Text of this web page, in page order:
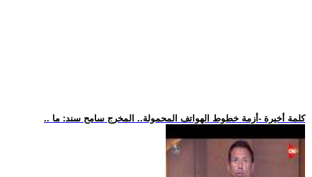
.. كلمة أخيرة -أزمة خطوط الهواتف المحمولة.. المخرج سامح سند: ما